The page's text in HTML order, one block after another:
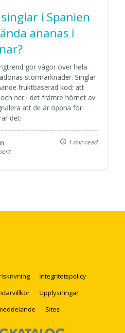
i Spanien
ananas i
gör vågor över hela
stormarknader. Singlar
fruktbaserad kod: att
ner i det främre hörnet av
att de är öppna för
det:
1 min read
Integritetspolicy
Upplysningar
Sites